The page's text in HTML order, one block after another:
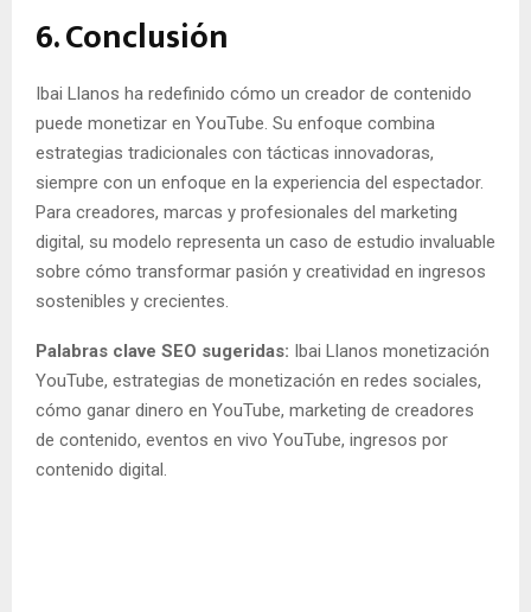
6. Conclusión
Ibai Llanos ha redefinido cómo un creador de contenido
puede monetizar en YouTube. Su enfoque combina
estrategias tradicionales con tácticas innovadoras,
siempre con un enfoque en la experiencia del espectador.
Para creadores, marcas y profesionales del marketing
digital, su modelo representa un caso de estudio invaluable
sobre cómo transformar pasión y creatividad en ingresos
sostenibles y crecientes.
Palabras clave SEO sugeridas: Ibai Llanos monetización
YouTube, estrategias de monetización en redes sociales,
cómo ganar dinero en YouTube, marketing de creadores
de contenido, eventos en vivo YouTube, ingresos por
contenido digital.